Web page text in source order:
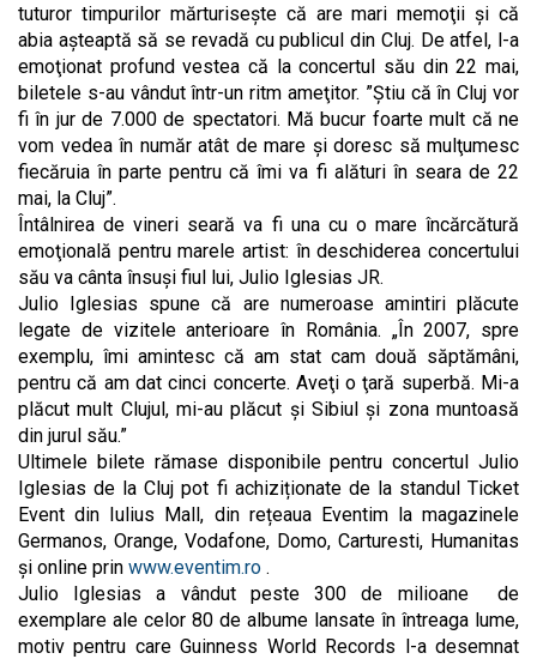
tuturor timpurilor mărturiseşte că are mari memoţii şi că
abia aşteaptă să se revadă cu publicul din Cluj. De atfel, l-a
emoţionat profund vestea că la concertul său din 22 mai,
biletele s-au vândut într-un ritm ameţitor. ”Ştiu că în Cluj vor
fi în jur de 7.000 de spectatori. Mă bucur foarte mult că ne
vom vedea în număr atât de mare şi doresc să mulţumesc
fiecăruia în parte pentru că îmi va fi alături în seara de 22
mai, la Cluj”.
Întâlnirea de vineri seară va fi una cu o mare încărcătură
emoţională pentru marele artist: în deschiderea concertului
său va cânta însuşi fiul lui, Julio Iglesias JR.
Julio Iglesias spune că are numeroase amintiri plăcute
legate de vizitele anterioare în România. „În 2007, spre
exemplu, îmi amintesc că am stat cam două săptămâni,
pentru că am dat cinci concerte. Aveţi o ţară superbă. Mi-a
plăcut mult Clujul, mi-au plăcut şi Sibiul şi zona muntoasă
din jurul său.”
Ultimele bilete rămase disponibile pentru concertul Julio
Iglesias de la Cluj pot fi achiziționate de la standul Ticket
Event din Iulius Mall, din rețeaua Eventim la magazinele
Germanos, Orange, Vodafone, Domo, Carturesti, Humanitas
și online prin www.eventim.ro .
Julio Iglesias a vândut peste 300 de milioane de
exemplare ale celor 80 de albume lansate în întreaga lume,
motiv pentru care Guinness World Records l-a desemnat